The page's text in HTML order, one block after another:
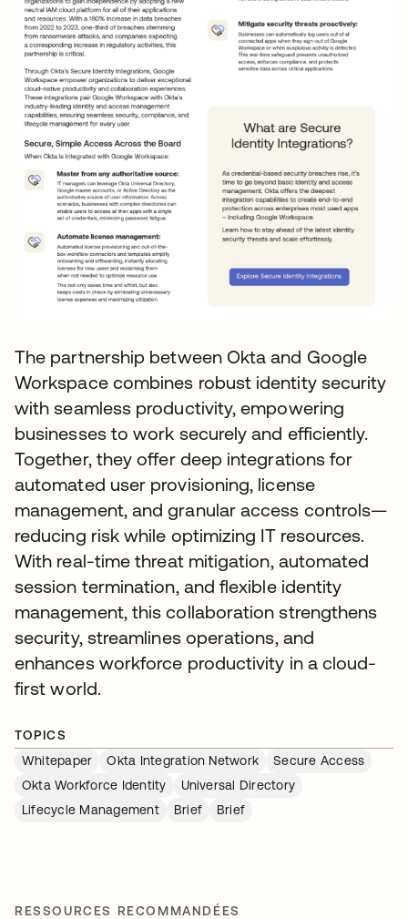
The partnership between Okta and Google
Workspace combines robust identity security
with seamless productivity, empowering
businesses to work securely and efficiently.
Together, they offer deep integrations for
automated user provisioning, license
management, and granular access controls—
reducing risk while optimizing IT resources.
With real-time threat mitigation, automated
session termination, and flexible identity
management, this collaboration strengthens
security, streamlines operations, and
enhances workforce productivity in a cloud-
first world.
TOPICS
Whitepaper
Okta Integration Network
Secure Access
Okta Workforce Identity
Universal Directory
Lifecycle Management
Brief Brief
RESSOURCES RECOMMANDÉES